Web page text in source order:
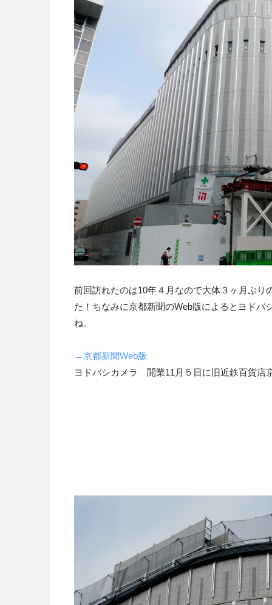
前回訪れたのは10年４月なので大体３ヶ月ぶ
た！ちなみに京都新聞のWeb版によるとヨドバ
ね。
→京都新聞Web版
ヨドバシカメラ 開業11月５日に旧近鉄百貨店